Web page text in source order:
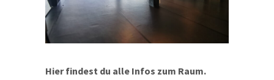
Hier findest du alle Infos zum Raum.